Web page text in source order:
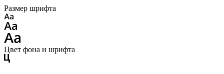
Размер шрифта
Цвет фона и шрифта